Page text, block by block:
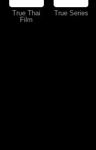
True Thai
Film
True Series